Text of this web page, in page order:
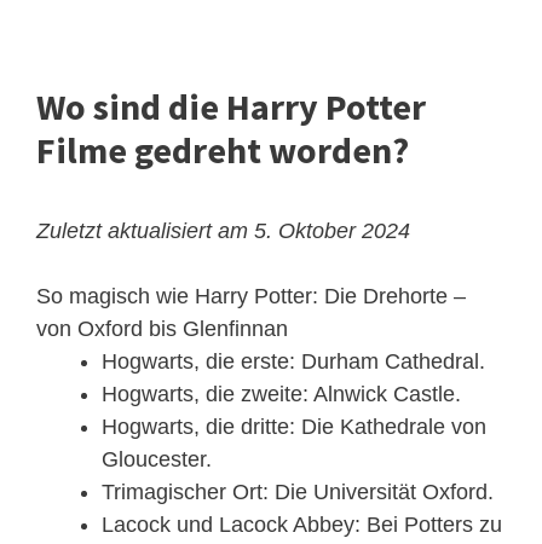
Wo sind die Harry Potter
Filme gedreht worden?
Zuletzt aktualisiert am 5. Oktober 2024
So magisch wie Harry Potter: Die Drehorte –
von Oxford bis Glenfinnan
Hogwarts, die erste: Durham Cathedral.
Hogwarts, die zweite: Alnwick Castle.
Hogwarts, die dritte: Die Kathedrale von
Gloucester.
Trimagischer Ort: Die Universität Oxford.
Lacock und Lacock Abbey: Bei Potters zu